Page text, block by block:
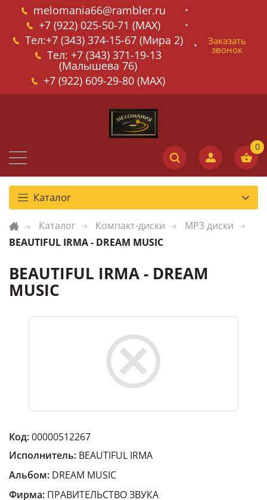
melomania66@rambler.ru
+7 (922) 025-50-71 (MAX)
Тел:+7 (343) 374-15-67 (Мира 2)
Тел: +7 (343) 371-19-13
(Малышева 76)
+7 (922) 609-29-80 (MAX)
Заказать
звонок
Каталог
Каталог Компакт-диски
MP3 диски
BEAUTIFUL IRMA - DREAM MUSIC
BEAUTIFUL IRMA - DREAM
MUSIC
Код:00000512267
Исполнитель: BEAUTIFUL IRMA
Альбом: DREAM MUSIC
Фирма: ПРАВИТЕЛЬСТВО ЗВУКА